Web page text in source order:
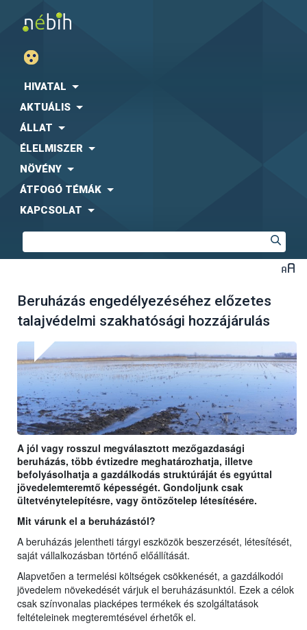
HIVATAL
AKTUÁLIS
ÁLLAT
ÉLELMISZER
NÖVÉNY
ÁTFOGÓ TÉMÁK
KAPCSOLAT
Beruházás engedélyezéséhez előzetes
talajvédelmi szakhatósági hozzájárulás
A jól vagy rosszul megválasztott mezőgazdasági
beruházás, több évtizedre meghatározhatja, illetve
befolyásolhatja a gazdálkodás struktúráját és egyúttal
jövedelemteremtő képességét. Gondoljunk csak
ültetvénytelepítésre, vagy öntözőtelep létesítésére.
Mit várunk el a beruházástól?
A beruházás jelentheti tárgyi eszközök beszerzését, létesítését,
saját vállalkozásban történő előállítását.
Alapvetően a termelési költségek csökkenését, a gazdálkodói
jövedelem növekedését várjuk el beruházásunktól. Ezek a célok
csak színvonalas piacképes termékek és szolgáltatások
feltételeinek megteremtésével érhetők el.